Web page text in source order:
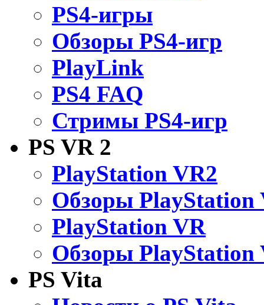
PS4-игры
Обзоры PS4-игр
PlayLink
PS4 FAQ
Стримы PS4-игр
PS VR 2
PlayStation VR2
Обзоры PlayStation
PlayStation VR
Обзоры PlayStation
PS Vita